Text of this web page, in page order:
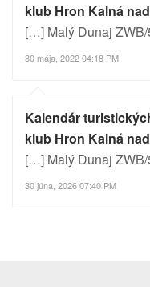
klub Hron Kalná
[…] Malý Dunaj
30 mája, 2022 04:18 PM
Kalendár
klub Hron Kalná
[…] Malý Dunaj
30 júna, 2026 07:40 PM